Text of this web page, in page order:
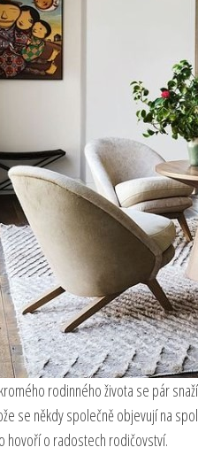
rodinného života se pár
se někdy společně objevují na
hovoří o radostech rodičovství.